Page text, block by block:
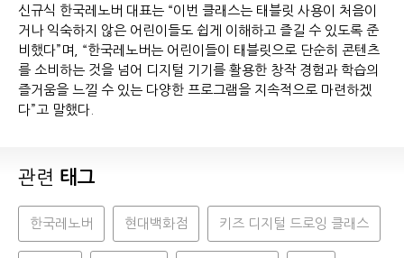
신규식 한국레노버 대표는 “이번 클래스는 태블릿 사용이 처음이
거나 익숙하지 않은 어린이들도 쉽게 이해하고 즐길 수 있도록 준
비했다”며, “한국레노버는 어린이들이 태블릿으로 단순히 콘텐츠
를 소비하는 것을 넘어 디지털 기기를 활용한 창작 경험과 학습의
즐거움을 느낄 수 있는 다양한 프로그램을 지속적으로 마련하겠
다”고 말했다.
관련 태그
한국레노버 현대백화점 키즈 디지털 드로잉 클래스